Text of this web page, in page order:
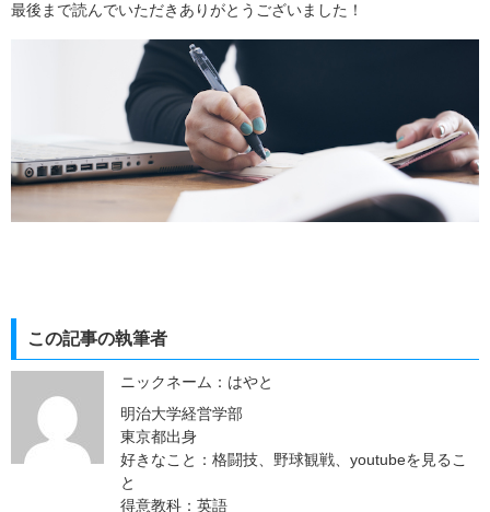
最後まで読んでいただきありがとうございました！
この記事の執筆者
ニックネーム：はやと
明治大学経営学部
東京都出身
好きなこと：格闘技、野球観戦、youtubeを見るこ
と
得意教科：英語